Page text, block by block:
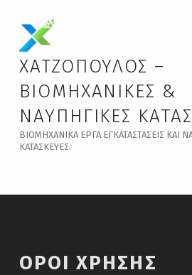
ΧΑΤΖΟΠΟΥΛΟΣ –
ΒΙΟΜΗΧΑΝΙΚΈΣ &
ΝΑΥΠΗΓΙΚΈΣ
ΒΙΟΜΗΧΑΝΙΚΆ ΈΡΓΑ ΕΓΚΑΤΑΣΤΆΣΕΙΣ ΚΑΙ
ΚΑΤΑΣΚΕΥΈΣ.
ΌΡΟΙ ΧΡΉΣΗΣ